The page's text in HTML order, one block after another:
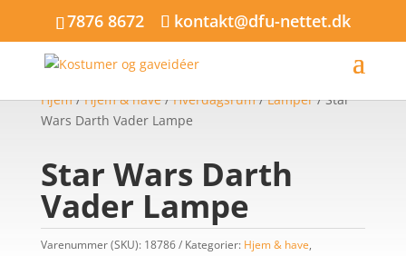
7876 8672 kontakt@dfu-nettet.dk
Hjem/Hjem & have/Hverdagsrum/Lamper/ Star
Wars Darth Vader Lampe
Star Wars Darth
Vader Lampe
Varenummer (SKU): 18786 Kategorier: Hjem & have,